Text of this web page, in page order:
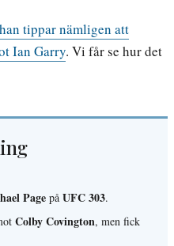
han tippar nämligen att
Ian Garry. Vi får se hur det
Page på UFC 303.
Colby Covington, men fick